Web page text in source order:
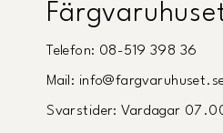
Telefon: 08-519 398 36
Mail:
Svarstider: Vardagar